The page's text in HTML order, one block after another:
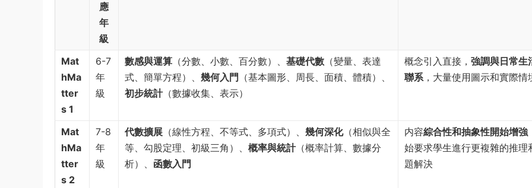
應
年
級
Mat
hMa
tter
s 1
6-7
年
級
數感與運算 （分數、小數、百分數）、 基礎代數 （變量、表達
式、簡單方程）、 幾何入門 （基本圖形、周長、面積、體積）、
初步統計（數據收集、表示）
概念引入直接， 強調與日常生
聯系，大量使用圖示和實際情
Mat
hMa
tter
s 2
7-8
年
級
代數擴展 （線性方程、不等式、多項式）、 幾何深化（相似與全
等、勾股定理、初級三角）、 概率與統計（概率計算、數據分
析）、 函數入門
内容綜合性和抽象性開始增強
始要求學生進行更複雜的推理
題解決